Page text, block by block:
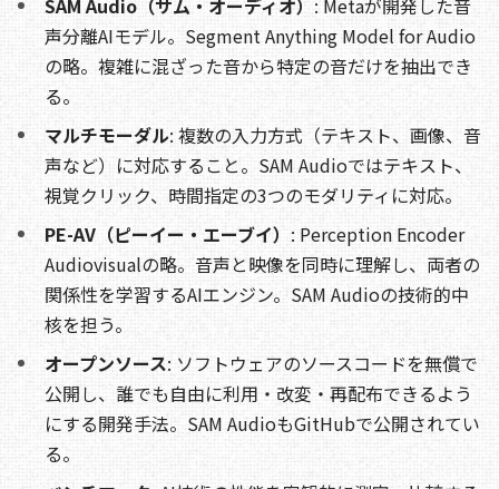
SAM Audio（サム・オーディオ） : Metaが開発した音
声分離AIモデル。Segment Anything Model for Audio
の略。複雑に混ざった音から特定の音だけを抽出でき
る。
マルチモーダル: 複数の入力方式（テキスト、画像、音
声など）に対応すること。SAM Audioではテキスト、
視覚クリック、時間指定の3つのモダリティに対応。
PE-AV（ピーイー・エーブイ） : Perception Encoder
Audiovisualの略。音声と映像を同時に理解し、両者の
関係性を学習するAIエンジン。SAM Audioの技術的中
核を担う。
オープンソース: ソフトウェアのソースコードを無償で
公開し、誰でも自由に利用・改変・再配布できるよう
にする開発手法。SAM AudioもGitHubで公開されてい
る。